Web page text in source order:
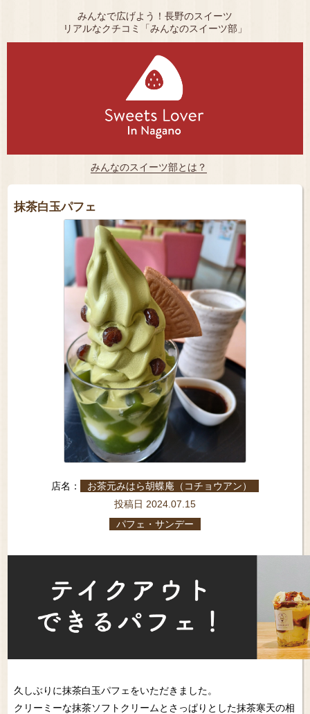
みんなで広げよう！長野のスイーツ
リアルなクチコミ「みんなのスイーツ部」
みんなのスイーツ部とは？
抹茶白玉パフェ
店名： お茶元みはら胡蝶庵（コチョウアン）
投稿日 2024.07.15
パフェ・サンデー
久しぶりに抹茶白玉パフェをいただきました。
クリーミーな抹茶ソフトクリームとさっぱりとした抹茶寒天の相